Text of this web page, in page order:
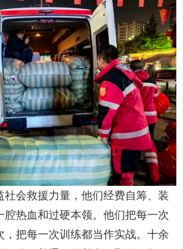
会救援力量，他们经费自筹、装
腔热血和过硬本领。他们把每一次
，把每一次训练都当作实战。十余